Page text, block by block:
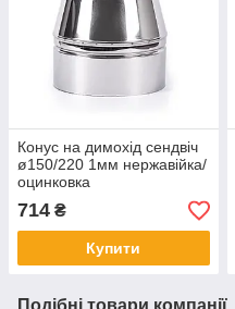
Конус на димохід сендвіч
ø150/220 1мм нержавійка/
оцинковка
714 ₴
Купити